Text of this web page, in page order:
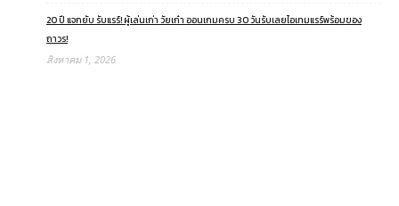
20 ปี แจกยับ รับแรร์! ผู้เล่นเก่า วัยเก๋า ออนเกมครบ 30 วันรับเลยไอเทมแรร์พร้อมของ
ถาวร!
สิงหาคม 1, 2026